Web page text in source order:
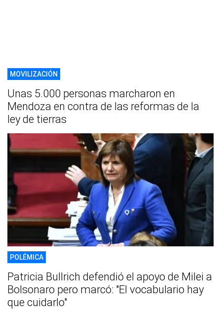
MOVILIZACIÓN
Unas 5.000 personas marcharon en
Mendoza en contra de las reformas de la
ley de tierras
POLÉMICA
Patricia Bullrich defendió el apoyo de Milei a
Bolsonaro pero marcó: "El vocabulario hay
que cuidarlo"